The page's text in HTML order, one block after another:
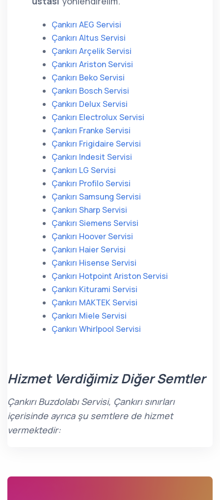
Çankırı AEG Servisi
Çankırı Altus Servisi
Çankırı Arçelik Servisi
Çankırı Ariston Servisi
Çankırı Beko Servisi
Çankırı Bosch Servisi
Çankırı Delux Servisi
Çankırı Electrolux Servisi
Çankırı Franke Servisi
Çankırı Frigidaire Servisi
Çankırı Indesit Servisi
Çankırı LG Servisi
Çankırı Profilo Servisi
Çankırı Samsung Servisi
Çankırı Sharp Servisi
Çankırı Siemens Servisi
Çankırı Hoover Servisi
Çankırı Haier Servisi
Çankırı Hisense Servisi
Çankırı Hotpoint Ariston Servisi
Çankırı Kiturami Servisi
Çankırı MAKTEK Servisi
Çankırı Miele Servisi
Çankırı Whirlpool Servisi
Hizmet Verdiğimiz Diğer Semtler
Çankırı Buzdolabı Servisi, Çankırı sınırları
içerisinde ayrıca şu semtlere de hizmet
vermektedir: